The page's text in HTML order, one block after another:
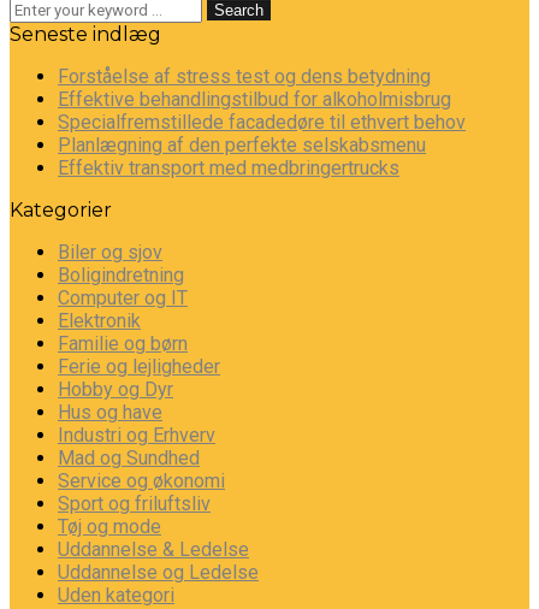
Search
Seneste indlæg
Forståelse af stress test og dens betydning
Effektive behandlingstilbud for alkoholmisbrug
Specialfremstillede facadedøre til ethvert behov
Planlægning af den perfekte selskabsmenu
Effektiv transport med medbringertrucks
Kategorier
Biler og sjov
Boligindretning
Computer og IT
Elektronik
Familie og børn
Ferie og lejligheder
Hobby og Dyr
Hus og have
Industri og Erhverv
Mad og Sundhed
Service og økonomi
Sport og friluftsliv
Tøj og mode
Uddannelse & Ledelse
Uddannelse og Ledelse
Uden kategori